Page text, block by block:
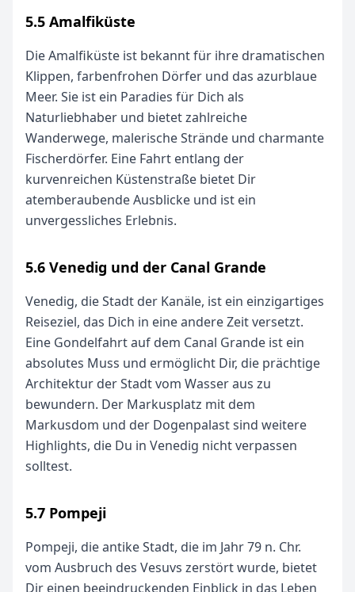
5.5 Amalfiküste
Die Amalfiküste ist bekannt für ihre dramatischen
Klippen, farbenfrohen Dörfer und das azurblaue
Meer. Sie ist ein Paradies für Dich als
Naturliebhaber und bietet zahlreiche
Wanderwege, malerische Strände und charmante
Fischerdörfer. Eine Fahrt entlang der
kurvenreichen Küstenstraße bietet Dir
atemberaubende Ausblicke und ist ein
unvergessliches Erlebnis.
5.6 Venedig und der Canal Grande
Venedig, die Stadt der Kanäle, ist ein einzigartiges
Reiseziel, das Dich in eine andere Zeit versetzt.
Eine Gondelfahrt auf dem Canal Grande ist ein
absolutes Muss und ermöglicht Dir, die prächtige
Architektur der Stadt vom Wasser aus zu
bewundern. Der Markusplatz mit dem
Markusdom und der Dogenpalast sind weitere
Highlights, die Du in Venedig nicht verpassen
solltest.
5.7 Pompeji
Pompeji, die antike Stadt, die im Jahr 79 n. Chr.
vom Ausbruch des Vesuvs zerstört wurde, bietet
Dir einen beeindruckenden Einblick in das Leben